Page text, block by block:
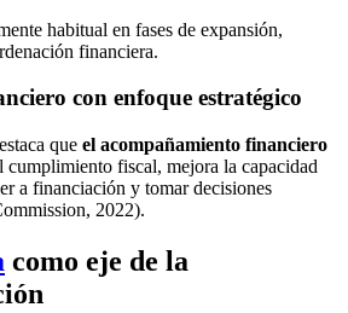
habitual en fases de expansión,
financiera.
con enfoque estratégico
que el acompañamiento financiero
cumplimiento fiscal, mejora la capacidad
a financiación y tomar decisiones
2022).
como eje de la